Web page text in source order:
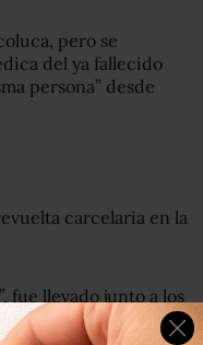
pero se
del ya fallecido
persona” desde
carcelaria en la
fue llevado junto a los
morgue del instituto